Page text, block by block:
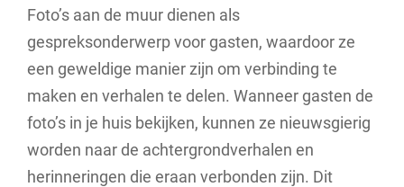
Foto’s aan de muur dienen als
gespreksonderwerp voor gasten, waardoor ze
een geweldige manier zijn om verbinding te
maken en verhalen te delen. Wanneer gasten de
foto’s in je huis bekijken, kunnen ze nieuwsgierig
worden naar de achtergrondverhalen en
herinneringen die eraan verbonden zijn. Dit